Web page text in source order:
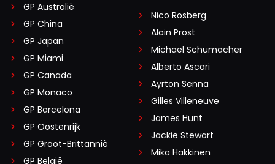
GP Australië
GP China
GP Japan
GP Miami
GP Canada
GP Monaco
GP Barcelona
GP Oostenrijk
GP Groot-Brittannië
GP België
Nico Rosberg
Alain Prost
Michael Schumacher
Alberto Ascari
Ayrton Senna
Gilles Villeneuve
James Hunt
Jackie Stewart
Mika Häkkinen